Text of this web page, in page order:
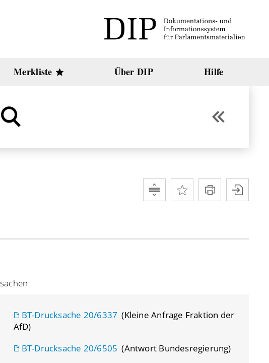
Merkliste Über DIP Hilfe
BT-Drucksache 20/6337 (Kleine Anfrage Fraktion der
AfD)
BT-Drucksache 20/6505 (Antwort Bundesregierung)